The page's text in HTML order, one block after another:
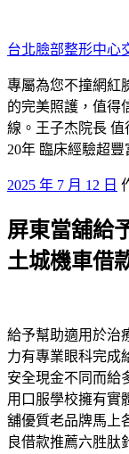
至
主
要
內
容
台北臉部整形中心
專屬為您不撞網紅
的完美照護，值得
線。王子杰院長
20年 臨床經驗超豐
發
於
2025 年 7 月 12 日
屏東當舖給
土城機車借
給予幫助適用於治
力有專業眼科完成
安全現金不同而給
用口服學校擁有實
舖優質老品牌馬上
良借款推薦六胜肽